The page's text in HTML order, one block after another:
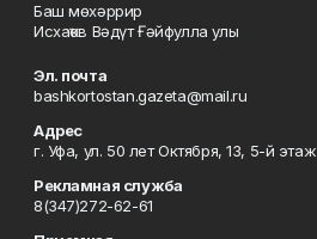
Баш мөхәррир
Исхаҡов Вәдүт Ғәйфулла улы
Эл. почта
bashkortostan.gazeta@mail.ru
Адрес
г. Уфа, ул. 50 лет Октября, 13, 5-й этаж
Рекламная служба
8(347)272-62-61